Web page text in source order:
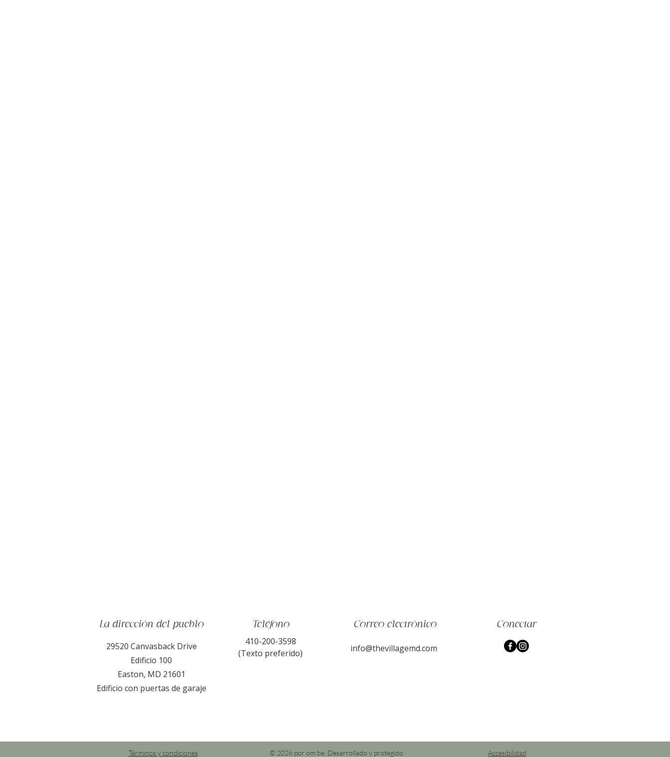
La dirección del pueblo
29520 Canvasback Drive
Edificio 100
Easton, MD 21601
Edificio con puertas de garaje
Teléfono
410-200-3598
(Texto preferido)
Correo electrónico
info@thevillagemd.com
Conectar
Términos y condiciones © 2026 por om.be. Desarrollado y protegido Accesibilidad